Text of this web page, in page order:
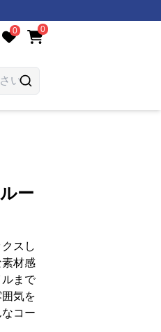
0 0
ー
スし
材感
まで
気を
コー